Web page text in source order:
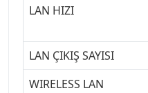
LAN HIZI
LAN ÇIKIŞ SAYISI
WIRELESS LAN